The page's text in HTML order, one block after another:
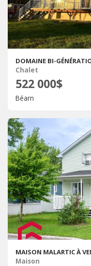
DOMAINE BI-
Chalet
522 000$
Béarn
MAISON MALARTIC À
Maison